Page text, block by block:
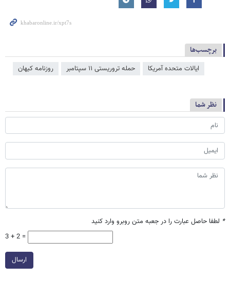
برچسب‌ها
ایالات متحده آمریکا حمله تروریستی ۱۱ سپتامبر روزنامه کیهان
نظر شما
* لطفا حاصل عبارت را در جعبه متن روبرو وارد کنید
3 + 2 =
ارسال